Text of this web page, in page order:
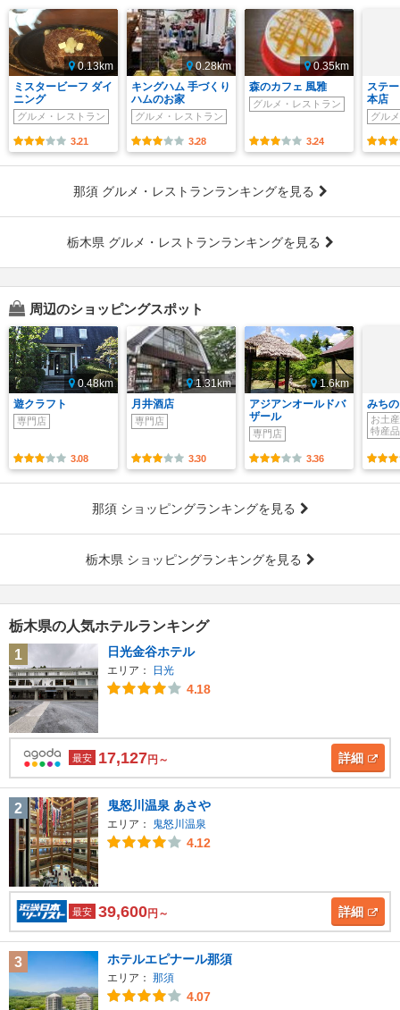
0.13km
ミスタービーフ ダイ
ニング
グルメ・レストラン
3.21
0.28km
キングハム 手づくり
ハムのお家
グルメ・レストラン
3.28
0.35km
森のカフェ 風雅
グルメ・レストラン
3.24
ステ
本店
グル
那須 グルメ・レストランランキングを見る
栃木県 グルメ・レストランランキングを見る
周辺のショッピングスポット
0.48km
遊クラフト
専門店
3.08
1.31km
月井酒店
専門店
3.30
1.6km
アジアンオールドバ
ザール
専門店
3.36
みち
お土
特産品
那須 ショッピングランキングを見る
栃木県 ショッピングランキングを見る
栃木県の人気ホテルランキング
1
日光金谷ホテル
エリア： 日光
4.18
最安 17,127円～ 詳細
2 鬼怒川温泉 あさや
エリア： 鬼怒川温泉
4.12
最安 39,600円～ 詳細
3 ホテルエピナール那須
エリア： 那須
4.07